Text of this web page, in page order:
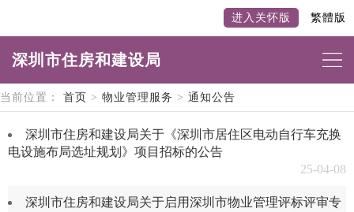
进入关怀版 繁體版
深圳市住房和建设局
当前位置： 首页 > 物业管理服务 > 通知公告
深圳市住房和建设局关于《深圳市居住区电动自行车充换
电设施布局选址规划》项目招标的公告
25-04-08
深圳市住房和建设局关于启用深圳市物业管理评标评审专